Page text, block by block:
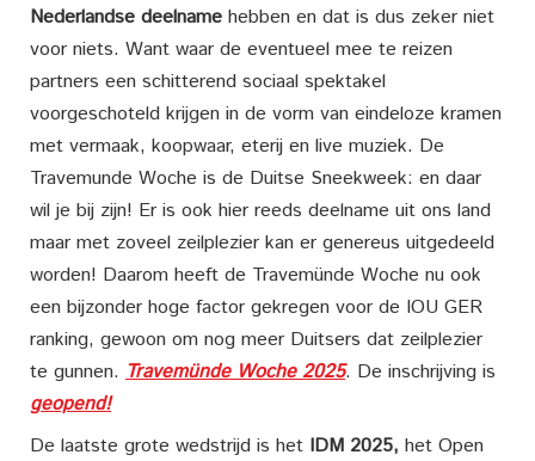
Nederlandse deelname hebben en dat is dus zeker niet
voor niets. Want waar de eventueel mee te reizen
partners een schitterend sociaal spektakel
voorgeschoteld krijgen in de vorm van eindeloze kramen
met vermaak, koopwaar, eterij en live muziek. De
Travemunde Woche is de Duitse Sneekweek: en daar
wil je bij zijn! Er is ook hier reeds deelname uit ons land
maar met zoveel zeilplezier kan er genereus uitgedeeld
worden! Daarom heeft de Travemünde Woche nu ook
een bijzonder hoge factor gekregen voor de IOU GER
ranking, gewoon om nog meer Duitsers dat zeilplezier
te gunnen. Travemünde Woche 2025. De inschrijving is
geopend!
De laatste grote wedstrijd is het IDM 2025, het Open